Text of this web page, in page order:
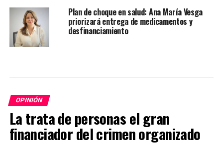
Plan de choque en salud: Ana María Vesga
priorizará entrega de medicamentos y
desfinanciamiento
OPINIÓN
La trata de personas el gran
financiador del crimen organizado